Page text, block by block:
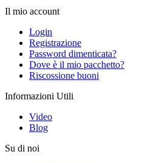
Il mio account
Login
Registrazione
Password dimenticata?
Dove è il mio pacchetto?
Riscossione buoni
Informazioni Utili
Video
Blog
Su di noi